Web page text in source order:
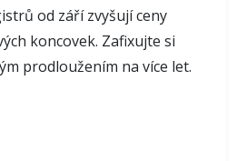
od září zvyšují ceny
koncovek. Zafixujte si
prodloužením na více let.